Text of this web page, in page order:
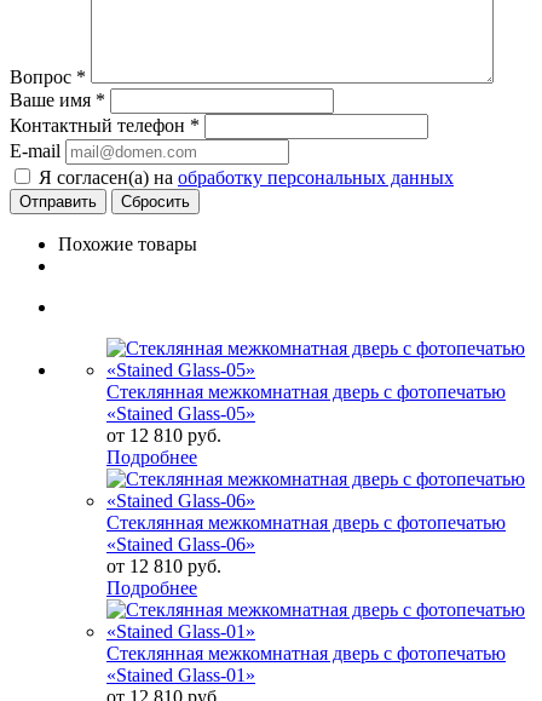
Вопрос *
Ваше имя *
Контактный телефон *
E-mail
Я согласен(а) на обработку персональных данных
Сбросить
Похожие товары
Стеклянная межкомнатная дверь с фотопечатью
«Stained Glass-05»
от 12 810 руб.
Подробнее
Стеклянная межкомнатная дверь с фотопечатью
«Stained Glass-06»
от 12 810 руб.
Подробнее
Стеклянная межкомнатная дверь с фотопечатью
«Stained Glass-01»
от 12 810 руб.